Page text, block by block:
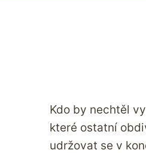
Kdo by nechtěl
které ostatní
udržovat se v